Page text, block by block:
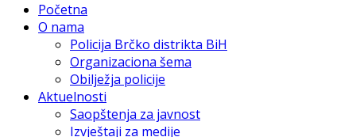
Početna
O nama
Policija Brčko distrikta BiH
Organizaciona šema
Obilježja policije
Aktuelnosti
Saopštenja za javnost
Izvještaji za medije